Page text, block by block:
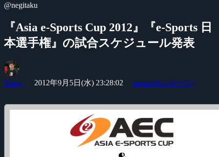
@negitaku
『Asia e-Sports Cup 2012』『e-Sports 日
本選手権』の試合スケジュール発表
Yossy 2012年9月5日(水) 23:28:02 esports(eスポーツ)